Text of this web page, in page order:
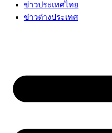
ข่าวประเทศไทย
ข่าวต่างประเทศ